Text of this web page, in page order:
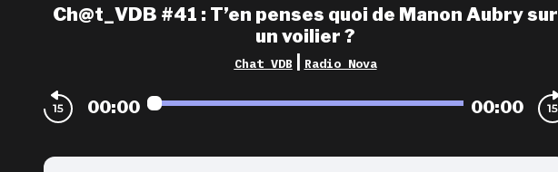
Ch@t_VDB #41 : T’en penses quoi de Manon Aubry sur
un voilier ?
Chat VDB Radio Nova
00:00 00:00